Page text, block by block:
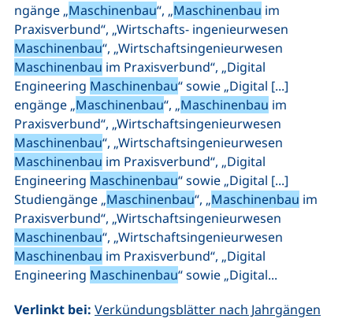
ngänge „Maschinenbau“, „Maschinenbau im
Praxisverbund“, „Wirtschafts- ingenieurwesen
Maschinenbau“, „Wirtschaftsingenieurwesen
Maschinenbau im Praxisverbund“, „Digital
Engineering Maschinenbau“ sowie „Digital [...]
engänge „Maschinenbau“, „Maschinenbau im
Praxisverbund“, „Wirtschaftsingenieurwesen
Maschinenbau“, „Wirtschaftsingenieurwesen
Maschinenbau im Praxisverbund“, „Digital
Engineering Maschinenbau“ sowie „Digital [...]
Studiengänge „Maschinenbau“, „Maschinenbau im
Praxisverbund“, „Wirtschaftsingenieurwesen
Maschinenbau“, „Wirtschaftsingenieurwesen
Maschinenbau im Praxisverbund“, „Digital
Engineering Maschinenbau“ sowie „Digital...
Verlinkt bei: Verkündungsblätter nach Jahrgängen